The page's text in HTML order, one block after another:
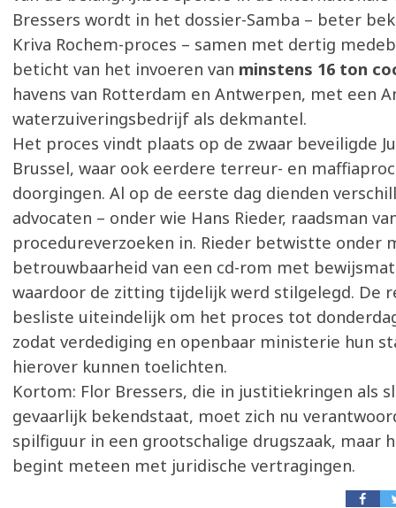
Bressers wordt in het dossier-Samba – beter
Kriva Rochem-proces – samen met dertig
beticht van het invoeren van minstens 16 ton
havens van Rotterdam en Antwerpen, met een
waterzuiveringsbedrijf als dekmantel.
Het proces vindt plaats op de zwaar beveiligde
Brussel, waar ook eerdere terreur- en
doorgingen. Al op de eerste dag dienden
advocaten – onder wie Hans Rieder, raadsman
procedureverzoeken in. Rieder betwistte onder
betrouwbaarheid van een cd-rom met
waardoor de zitting tijdelijk werd stilgelegd. De
besliste uiteindelijk om het proces tot
zodat verdediging en openbaar ministerie hun
hierover kunnen toelichten.
Kortom: Flor Bressers, die in justitiekringen als
gevaarlijk bekendstaat, moet zich nu
spilfiguur in een grootschalige drugszaak, maar
begint meteen met juridische vertragingen.